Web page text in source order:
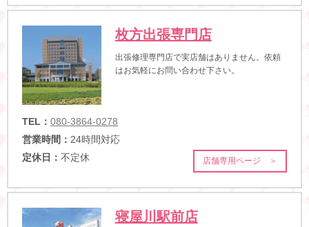
枚方出張専門店
出張修理専門店で実店舗はありません。依頼
はお気軽にお問い合わせ下さい。
TEL： 080-3864-0278
営業時間： 24時間対応
定休日： 不定休 店舗専用ページ ＞
寝屋川駅前店